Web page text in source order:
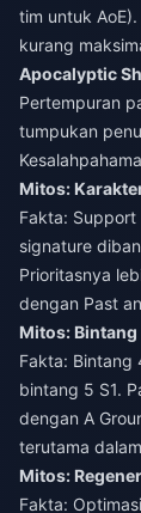
tim untuk
kurang
Apocalyptic
Pertempuran
tumpukan
Mitos:
Fakta:
signature
Prioritasnya
dengan Past
Mitos:
Fakta: Bintang
bintang 5 S1.
dengan A
terutama
Mitos:
Fakta: